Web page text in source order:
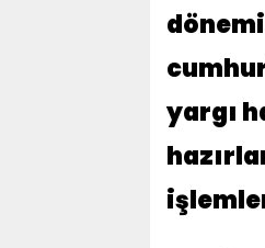
yargı